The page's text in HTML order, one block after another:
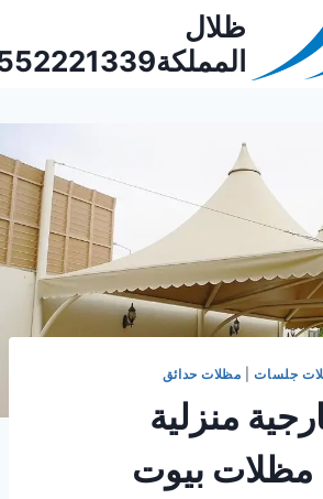
ظلال
المملكة0552221339
جلسات| مظلات حدائق
منزلية
مظلات بيوت